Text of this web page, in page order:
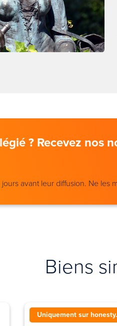
? Recevez nos
avant leur diffusion. Ne les
Biens
Uniquement sur